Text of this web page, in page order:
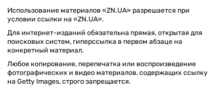
Использование материалов «ZN.UA» разрешается при
условии ссылки на «ZN.UA».
Для интернет-изданий обязательна прямая, открытая для
поисковых систем, гиперссылка в первом абзаце на
конкретный материал.
Любое копирование, перепечатка или воспроизведение
фотографических и видео материалов, содержащих ссылку
на Getty Images, строго запрещается.